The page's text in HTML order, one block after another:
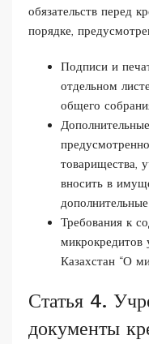
обязательств перед
порядке,
Подписи и
отдельном
общего
товарищества,
вносить в
Требования к
микрокредитов
Казахстан “О
Статья 4.
документы